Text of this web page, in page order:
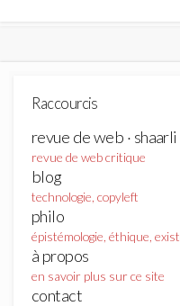
Raccourcis
revue de web · shaarli
revue de web critique
blog
technologie, copyleft
philo
épistémologie, éthique,
à propos
en savoir plus sur ce site
contact